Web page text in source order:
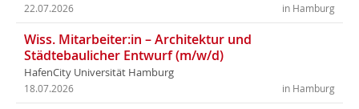
in Hamburg
22.07.2026
Wiss. Mitarbeiter:in – Architektur und
Städtebaulicher Entwurf (m/w/d)
HafenCity Universität Hamburg
in Hamburg
18.07.2026